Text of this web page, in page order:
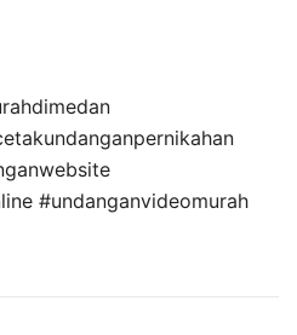
#undanganvideomurah